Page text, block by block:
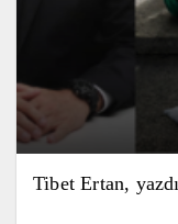
Tibet Ertan,